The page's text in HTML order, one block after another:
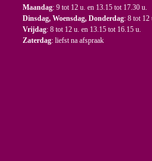
Maandag: 9 tot 12 u. en 13.15 tot 17.30 u.
Dinsdag, Woensdag, Donderdag: 8 tot 12
Vrijdag: 8 tot 12 u. en 13.15 tot 16.15 u.
Zaterdag: liefst na afspraak